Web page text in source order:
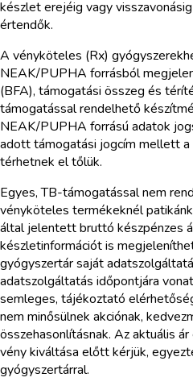
készlet erejéig vagy
értendők.
A vényköteles (Rx)
NEAK/PUPHA forrásból
(BFA), támogatási összeg és
támogatással rendelhető
NEAK/PUPHA forrású adatok
adott támogatási jogcím mellett a
térhetnek el tőlük.
Egyes, TB-támogatással nem
vényköteles termékeknél
által jelentett bruttó készpénzes
készletinformációt is
gyógyszertár saját
adatszolgáltatás időpontjára
semleges, tájékoztató
nem minősülnek akciónak,
összehasonlításnak. Az aktuális
vény kiváltása előtt kérjük,
gyógyszertárral.